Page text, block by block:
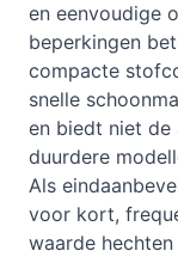
en eenvoudige
beperkingen
compacte
snelle
en biedt niet
duurdere
Als
voor kort,
waarde